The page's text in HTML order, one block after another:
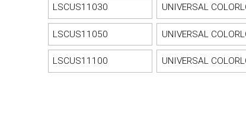
LSCUS11030 UNIVERSAL
LSCUS11050 UNIVERSAL
LSCUS11100 UNIVERSAL